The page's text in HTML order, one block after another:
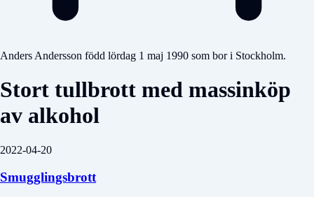
Anders Andersson född lördag 1 maj 1990 som bor i Stockholm.
Stort tullbrott med massinköp
av alkohol
2022-04-20
Smugglingsbrott